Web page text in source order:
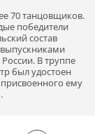
70 танцовщиков.
победители
состав
В труппе
был удостоен
ему